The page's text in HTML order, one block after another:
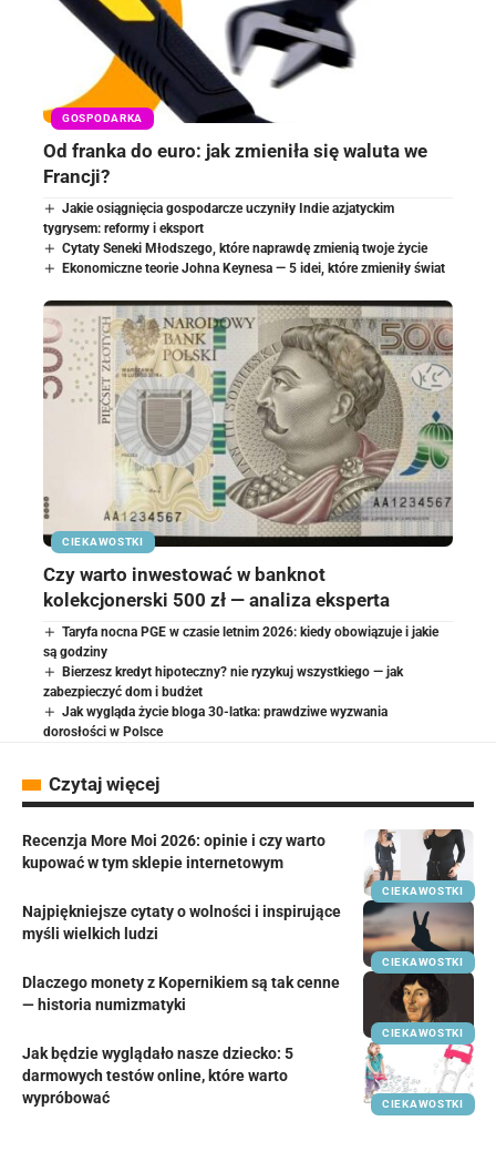
GOSPODARKA
Od franka do euro: jak zmieniła się waluta we
Francji?
Jakie osiągnięcia gospodarcze uczyniły Indie azjatyckim
tygrysem: reformy i eksport
Cytaty Seneki Młodszego, które naprawdę zmienią twoje życie
Ekonomiczne teorie Johna Keynesa — 5 idei, które zmieniły świat
CIEKAWOSTKI
Czy warto inwestować w banknot
kolekcjonerski 500 zł — analiza eksperta
Taryfa nocna PGE w czasie letnim 2026: kiedy obowiązuje i jakie
są godziny
Bierzesz kredyt hipoteczny? nie ryzykuj wszystkiego — jak
zabezpieczyć dom i budżet
Jak wygląda życie bloga 30-latka: prawdziwe wyzwania
dorosłości w Polsce
Czytaj więcej
CIEKAWOSTKI
Recenzja More Moi 2026: opinie i czy warto
kupować w tym sklepie internetowym
CIEKAWOSTKI
Najpiękniejsze cytaty o wolności i inspirujące
myśli wielkich ludzi
CIEKAWOSTKI
Dlaczego monety z Kopernikiem są tak cenne
— historia numizmatyki
CIEKAWOSTKI
Jak będzie wyglądało nasze dziecko: 5
darmowych testów online, które warto
wypróbować